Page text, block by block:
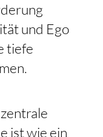
und Ego
tiefe
ist wie ein